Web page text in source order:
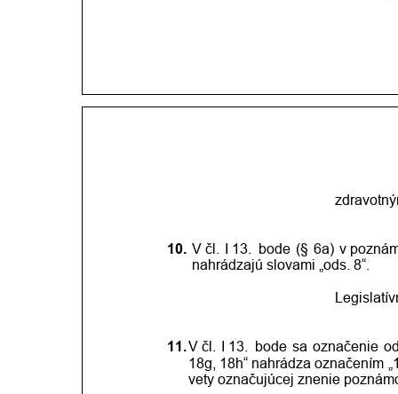
10. V čl. I 13. bode (§ 6a) v
nahrádzajú slovami „ods. 8“.
11.V čl. I 13. bode sa označenie
18g, 18h“ nahrádza označením
vety označujúcej znenie